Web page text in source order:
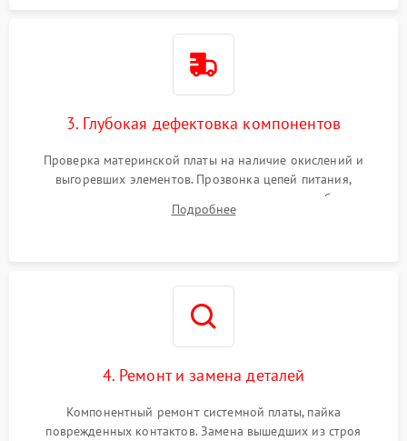
3. Глубокая дефектовка компонентов
Проверка материнской платы на наличие окислений и
выгоревших элементов. Прозвонка цепей питания,
тестирование приводных моторов колес и турбины
всасывания. Оценка состояния оптических и инфракрасных
Подробнее
4. Ремонт и замена деталей
Компонентный ремонт системной платы, пайка
поврежденных контактов. Замена вышедших из строя